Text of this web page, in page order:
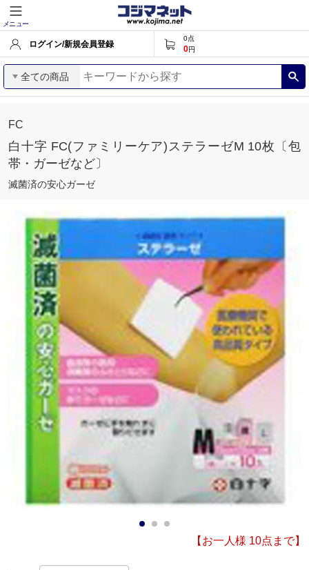
メニュー
ログイン/新規会員登録
0点
0円
全ての商品
FC
白十字 FC(ファミリーケア)ステラーゼM 10枚〔包
帯・ガーゼなど〕
滅菌済の安心ガーゼ
【お一人様 10点まで】